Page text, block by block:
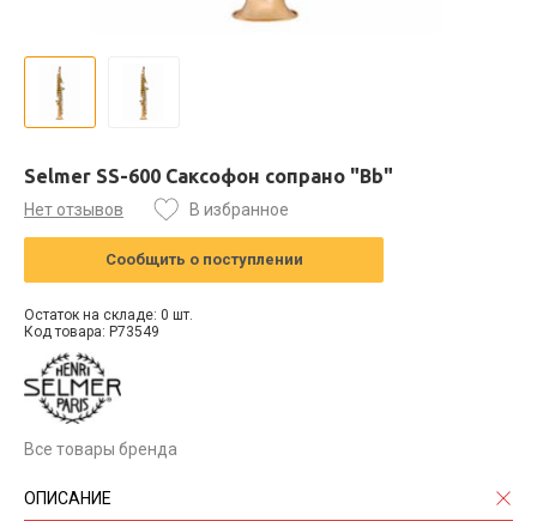
Selmer SS-600 Саксофон сопрано "Bb"
Нет отзывов В избранное
Сообщить о поступлении
Остаток на складе: 0 шт.
Код товара: P73549
Все товары бренда
ОПИСАНИЕ